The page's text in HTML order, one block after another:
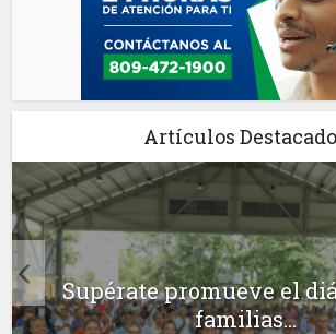
Artículos
Supérate promueve el
familias...